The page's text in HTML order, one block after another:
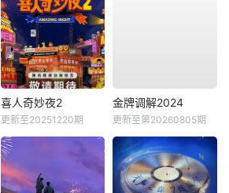
喜人奇妙夜2
更新至20251220期
金牌调解2024
更新至第20260805期